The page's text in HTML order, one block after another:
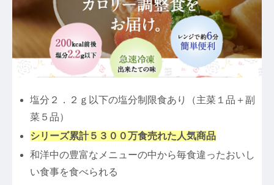
塩分２．２ｇ以下の塩分制限食あり（主菜１品＋副
菜５品）
シリーズ累計５３００万食売れた人気商品
和洋中の豊富なメニューの中から毎食違ったおいし
い食事を食べられる